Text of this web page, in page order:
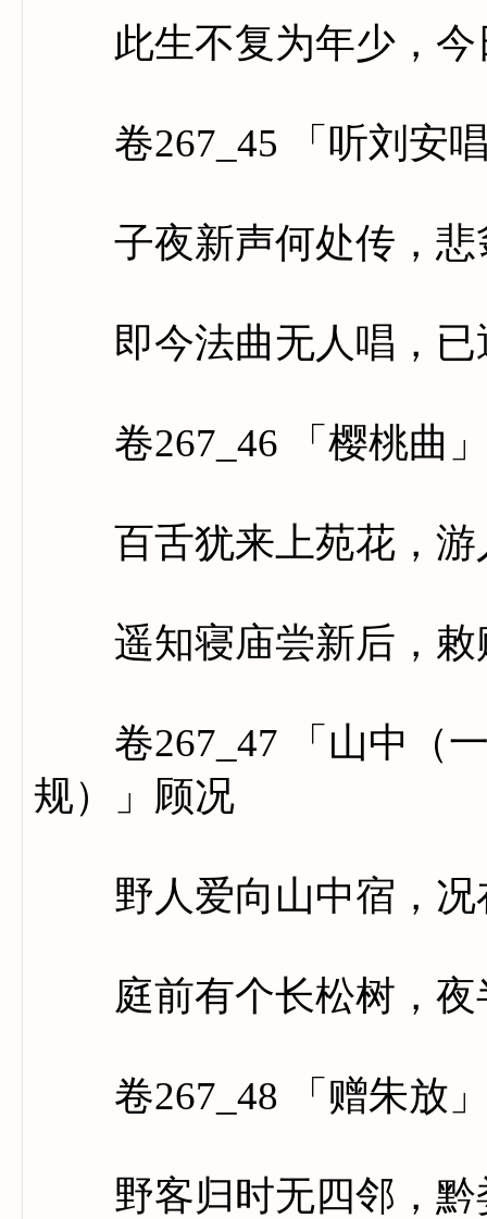
此生不复为年少，今
卷267_45 「听刘安
子夜新声何处传，悲
即今法曲无人唱，已
卷267_46 「樱桃曲
百舌犹来上苑花，游
遥知寝庙尝新后，敕
卷267_47 「山中（一
规）」顾况
野人爱向山中宿，况
庭前有个长松树，夜
卷267_48 「赠朱放
野客归时无四邻，黔